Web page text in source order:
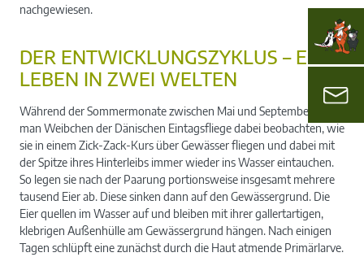
nachgewiesen.
DER ENTWICKLUNGSZYKLUS – EIN
LEBEN IN ZWEI WELTEN
Während der Sommermonate zwischen Mai und September kann
man Weibchen der Dänischen Eintagsfliege dabei beobachten, wie
sie in einem Zick-Zack-Kurs über Gewässer fliegen und dabei mit
der Spitze ihres Hinterleibs immer wieder ins Wasser eintauchen.
So legen sie nach der Paarung portionsweise insgesamt mehrere
tausend Eier ab. Diese sinken dann auf den Gewässergrund. Die
Eier quellen im Wasser auf und bleiben mit ihrer gallertartigen,
klebrigen Außenhülle am Gewässergrund hängen. Nach einigen
Tagen schlüpft eine zunächst durch die Haut atmende Primärlarve.